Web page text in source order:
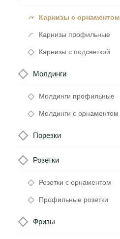
Карнизы с орнаментом
Карнизы профильные
Карнизы с подсветкой
Молдинги
Молдинги профильные
Молдинги с орнаментом
Порезки
Розетки
Розетки с орнаментом
Профильные розетки
Фризы